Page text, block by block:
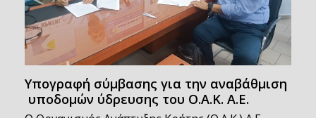
Υπογραφή σύμβασης για την αναβάθμιση
υποδομών ύδρευσης του Ο.Α.Κ. Α.Ε.